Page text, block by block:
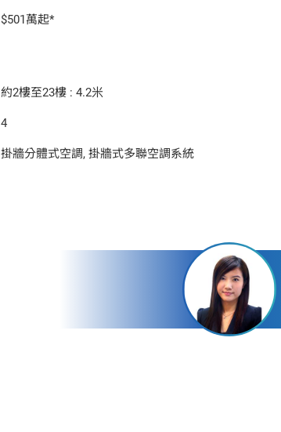
$501萬起*
約2樓至23樓 : 4.2米
4
掛牆分體式空調, 掛牆式多聯空調系統